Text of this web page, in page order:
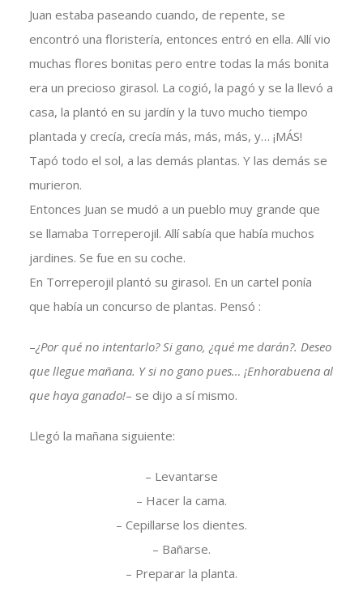
Juan estaba paseando cuando, de repente, se
encontró una floristería, entonces entró en ella. Allí vio
muchas flores bonitas pero entre todas la más bonita
era un precioso girasol. La cogió, la pagó y se la llevó a
casa, la plantó en su jardín y la tuvo mucho tiempo
plantada y crecía, crecía más, más, más, y… ¡MÁS!
Tapó todo el sol, a las demás plantas. Y las demás se
murieron.
Entonces Juan se mudó a un pueblo muy grande que
se llamaba Torreperojil. Allí sabía que había muchos
jardines. Se fue en su coche.
En Torreperojil plantó su girasol. En un cartel ponía
que había un concurso de plantas. Pensó :
–¿Por qué no intentarlo? Si gano, ¿qué me darán?. Deseo
que llegue mañana. Y si no gano pues… ¡Enhorabuena al
que haya ganado!– se dijo a sí mismo.
Llegó la mañana siguiente:
– Levantarse
– Hacer la cama.
– Cepillarse los dientes.
– Bañarse.
– Preparar la planta.